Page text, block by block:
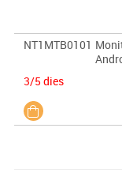
NT1MTB0101
3/5 dies